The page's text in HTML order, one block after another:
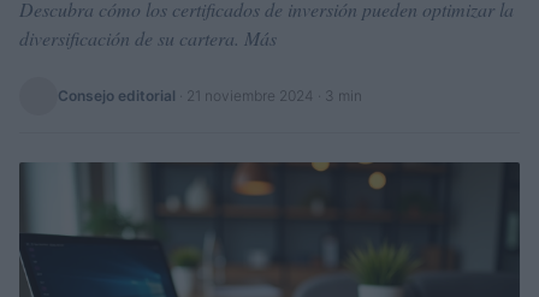
Descubra cómo los certificados de inversión pueden optimizar la
diversificación de su cartera. Más
Consejo editorial 21 noviembre 2024 · 3 min